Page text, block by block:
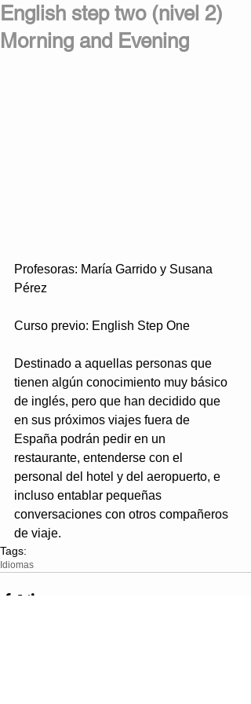
English step two (nivel 2)
Morning and Evening
Profesoras: María Garrido y Susana
Pérez
Curso previo: English Step One
Destinado a aquellas personas que
tienen algún conocimiento muy básico
de inglés, pero que han decidido que
en sus próximos viajes fuera de
España podrán pedir en un
restaurante, entenderse con el
personal del hotel y del aeropuerto, e
incluso entablar pequeñas
conversaciones con otros compañeros
de viaje.
Tags:
Idiomas